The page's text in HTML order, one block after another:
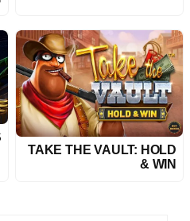
TAKE THE VAULT: HOLD
& WIN